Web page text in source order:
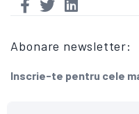
Abonare newsletter:
Inscrie-te pentru cele